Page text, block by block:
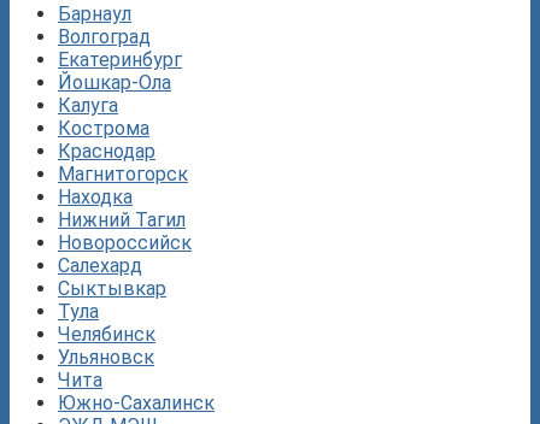
Барнаул
Волгоград
Екатеринбург
Йошкар-Ола
Калуга
Кострома
Краснодар
Магнитогорск
Находка
Нижний Тагил
Новороссийск
Салехард
Сыктывкар
Тула
Челябинск
Ульяновск
Чита
Южно-Сахалинск